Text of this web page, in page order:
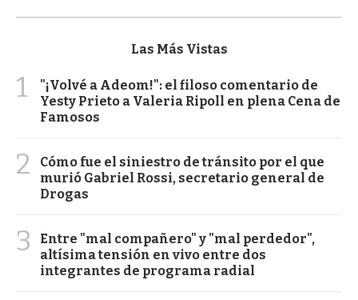
Las Más Vistas
1
"¡Volvé a Adeom!": el filoso comentario de
Yesty Prieto a Valeria Ripoll en plena Cena de
Famosos
2
Cómo fue el siniestro de tránsito por el que
murió Gabriel Rossi, secretario general de
Drogas
3
Entre "mal compañero" y "mal perdedor",
altísima tensión en vivo entre dos
integrantes de programa radial